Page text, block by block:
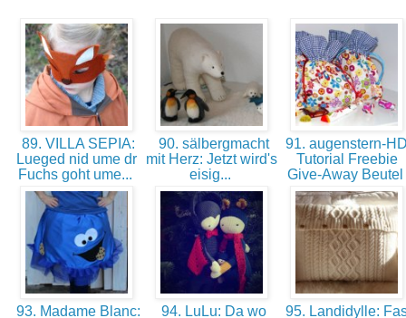
89. VILLA SEPIA:
Lueged nid ume dr
Fuchs goht ume...
90. sälbergmacht
mit Herz: Jetzt wird's
eisig...
91. augenstern-
Tutorial Freebie
Give-Away Beutel
93. Madame Blanc:
94. LuLu: Da wo
95. Landidylle: